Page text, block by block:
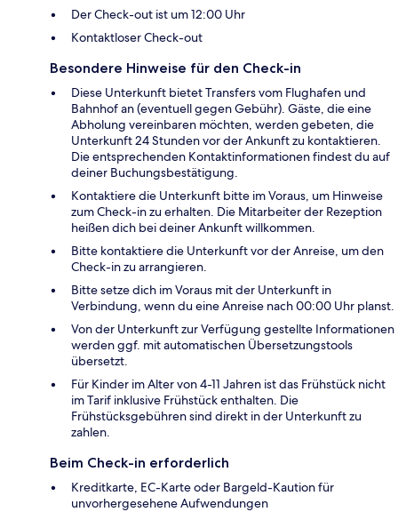
Der Check-out ist um 12:00 Uhr
Kontaktloser Check-out
Besondere Hinweise für den Check-in
Diese Unterkunft bietet Transfers vom Flughafen und
Bahnhof an (eventuell gegen Gebühr). Gäste, die eine
Abholung vereinbaren möchten, werden gebeten, die
Unterkunft 24 Stunden vor der Ankunft zu kontaktieren.
Die entsprechenden Kontaktinformationen findest du auf
deiner Buchungsbestätigung.
Kontaktiere die Unterkunft bitte im Voraus, um Hinweise
zum Check-in zu erhalten. Die Mitarbeiter der Rezeption
heißen dich bei deiner Ankunft willkommen.
Bitte kontaktiere die Unterkunft vor der Anreise, um den
Check-in zu arrangieren.
Bitte setze dich im Voraus mit der Unterkunft in
Verbindung, wenn du eine Anreise nach 00:00 Uhr planst.
Von der Unterkunft zur Verfügung gestellte Informationen
werden ggf. mit automatischen Übersetzungstools
übersetzt.
Für Kinder im Alter von 4-11 Jahren ist das Frühstück nicht
im Tarif inklusive Frühstück enthalten. Die
Frühstücksgebühren sind direkt in der Unterkunft zu
zahlen.
Beim Check-in erforderlich
Kreditkarte, EC-Karte oder Bargeld-Kaution für
unvorhergesehene Aufwendungen